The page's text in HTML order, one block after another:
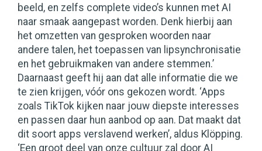
beeld, en zelfs complete video’s kunnen met AI
naar smaak aangepast worden. Denk hierbij aan
het omzetten van gesproken woorden naar
andere talen, het toepassen van lipsynchronisatie
en het gebruikmaken van andere stemmen.’
Daarnaast geeft hij aan dat alle informatie die we
te zien krijgen, vóór ons gekozen wordt. ‘Apps
zoals TikTok kijken naar jouw diepste interesses
en passen daar hun aanbod op aan. Dat maakt dat
dit soort apps verslavend werken’, aldus Klöpping.
‘Een groot deel van onze cultuur zal door AI